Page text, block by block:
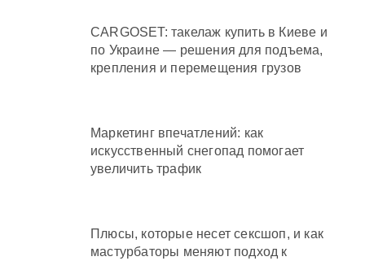
CARGOSET: такелаж купить в Киеве и
по Украине — решения для подъема,
крепления и перемещения грузов
Маркетинг впечатлений: как
искусственный снегопад помогает
увеличить трафик
Плюсы, которые несет сексшоп, и как
мастурбаторы меняют подход к